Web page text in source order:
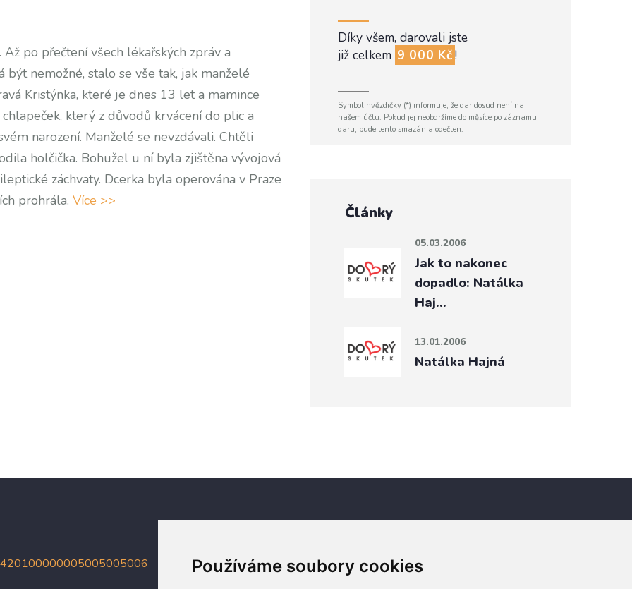
Používáme soubory cookies
po přečtení všech lékařských zpráv a
nemožné, stalo se vše tak, jak manželé
Kristýnka, které je dnes 13 let a mamince
který z důvodů krvácení do plic a
narození. Manželé se nevzdávali. Chtěli
holčička. Bohužel u ní byla zjištěna vývojová
záchvaty. Dcerka byla operována v Praze
prohrála. Více >>
Díky všem, darovali jste
již celkem 9 000 Kč!
Symbol hvězdičky (*) informuje, že dar dosud není na
našem účtu. Pokud jej neobdržíme do měsíce po záznamu
daru, bude tento smazán a odečten.
Články
05.03.2006
Jak to nakonec
dopadlo: Natálka
Haj…
13.01.2006
Natálka Hajná
Newsletter